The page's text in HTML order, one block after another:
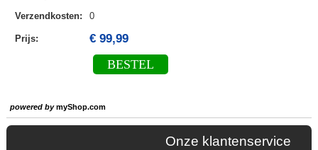
Verzendkosten: 0
Prijs: € 99,99
BESTEL
powered bymyShop.com
Onze klantenservice